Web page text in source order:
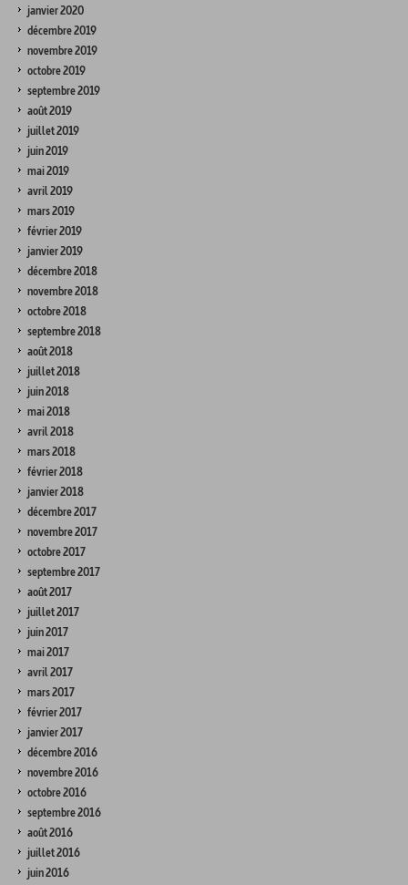
janvier 2020
décembre 2019
novembre 2019
octobre 2019
septembre 2019
août 2019
juillet 2019
juin 2019
mai 2019
avril 2019
mars 2019
février 2019
janvier 2019
décembre 2018
novembre 2018
octobre 2018
septembre 2018
août 2018
juillet 2018
juin 2018
mai 2018
avril 2018
mars 2018
février 2018
janvier 2018
décembre 2017
novembre 2017
octobre 2017
septembre 2017
août 2017
juillet 2017
juin 2017
mai 2017
avril 2017
mars 2017
février 2017
janvier 2017
décembre 2016
novembre 2016
octobre 2016
septembre 2016
août 2016
juillet 2016
juin 2016